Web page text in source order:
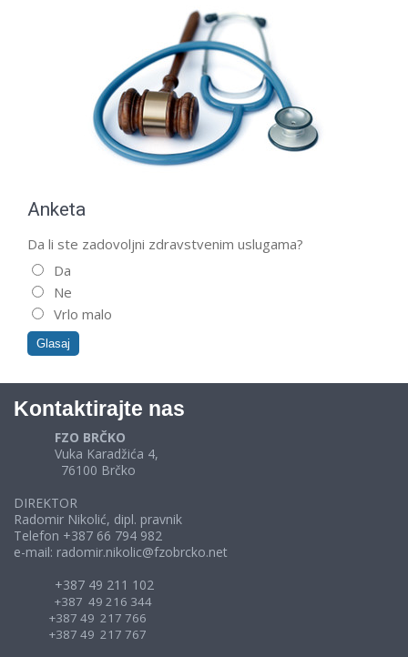
Anketa
Da li ste zadovoljni zdravstvenim uslugama?
Da
Ne
Vrlo malo
Kontaktirajte nas
FZO BRČKO
Vuka Karadžića 4,
76100 Brčko
DIREKTOR
Radomir Nikolić, dipl. pravnik
Telefon +387 66 794 982
e-mail: radomir.nikolic@fzobrcko.net
+387 49 211 102
+387 49 216 344
+387 49 217 766
+387 49 217 767